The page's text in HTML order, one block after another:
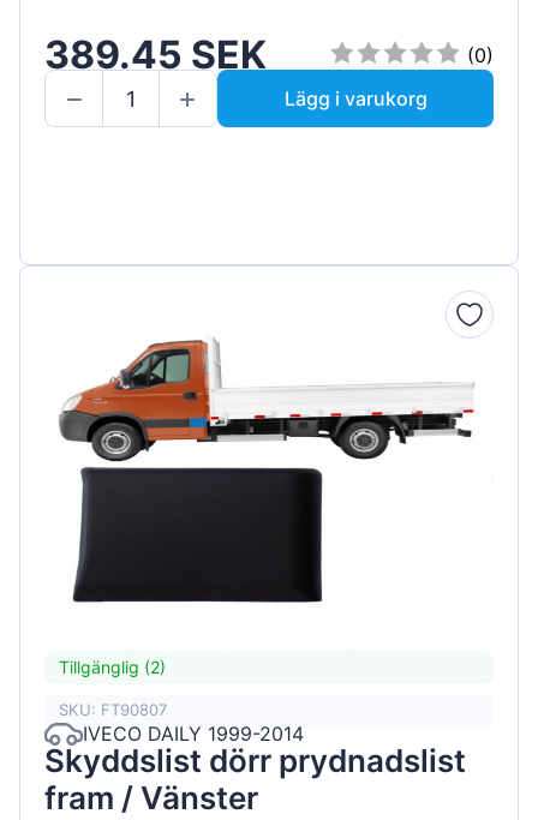
389.45 SEK
(0)
Lägg i varukorg
Tillgänglig (2)
SKU: FT90807
IVECO DAILY 1999-2014
Skyddslist dörr prydnadslist
fram / Vänster